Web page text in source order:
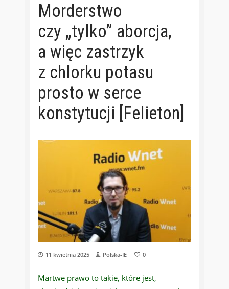
Morderstwo
czy „tylko” aborcja,
a więc zastrzyk
z chlorku potasu
prosto w serce
konstytucji [Felieton]
11 kwietnia 2025 Polska-IE 0
Martwe prawo to takie, które jest,